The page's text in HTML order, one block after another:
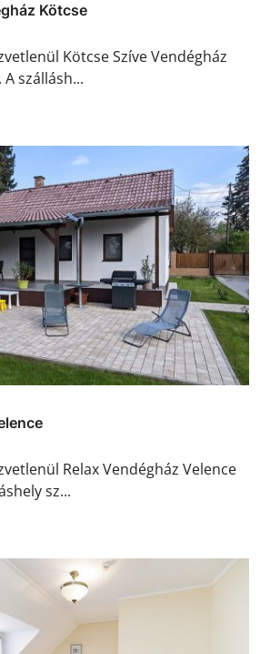
Kötcse
Kötcse Szíve Vendégház
szállásh...
Relax Vendégház Velence
sz...